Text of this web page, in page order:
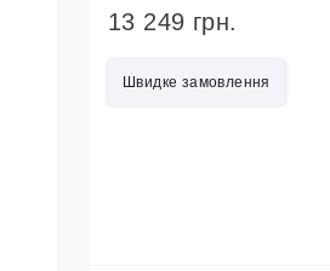
13 249 грн.
Швидке замовлення